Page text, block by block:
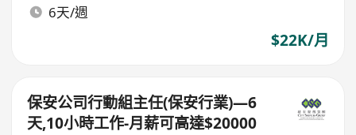
6天/週
$22K/月
保安公司行動組主任(保安行業)—6
天,10小時工作-月薪可高達$20000